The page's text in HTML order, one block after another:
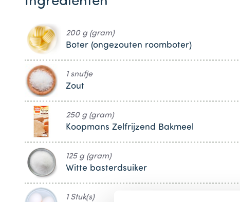
200 g (gram)
Boter (ongezouten roomboter)
1 snufje
Zout
250 g (gram)
Koopmans Zelfrijzend Bakmeel
125 g (gram)
Witte basterdsuiker
1 Stuk(s)